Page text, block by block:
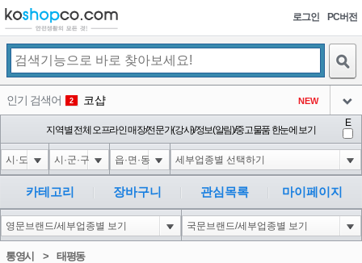
로그인 PC버전
인기 검색어 2 코샵 NEW
3 10'XOR(1*if(now()=sysdate(),sleep(15),0))XOR'Z
아이콘
4 1'||DBMS_PIPE.RECEIVE_MESSAGE(CHR(98)||CHR(98)||CHR(98),15)||'
아이콘
5 1*if(now()=sysdate(),sleep(15),0)
아이콘
2
6 10"XOR(1*if(now()=sysdate(),sleep(15),0))XOR"Z
아이콘
2
1
지역별 전체 오프라인 매장/전문가(강사)/정보(알림)/중고물품 한눈에 보기
E
카테고리 장바구니 관심목록 마이페이지
통영시 > 태평동